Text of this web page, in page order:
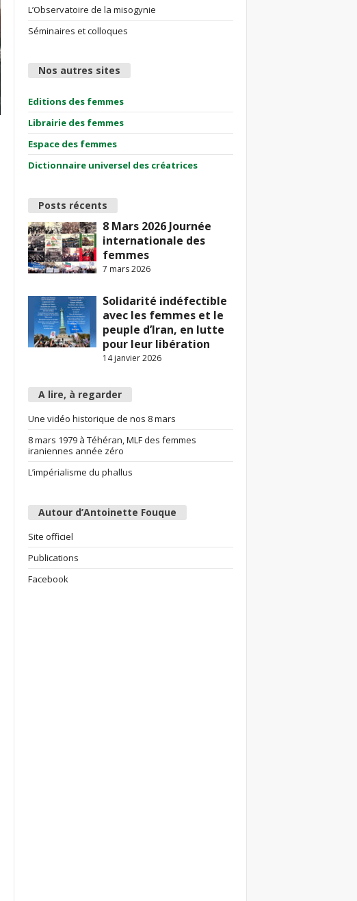
L’Observatoire de la misogynie
Séminaires et colloques
Nos autres sites
Editions des femmes
Librairie des femmes
Espace des femmes
Dictionnaire universel des créatrices
Posts récents
8 Mars 2026 Journée
internationale des
femmes
7 mars 2026
Solidarité indéfectible
avec les femmes et le
peuple d’Iran, en lutte
pour leur libération
14 janvier 2026
A lire, à regarder
Une vidéo historique de nos 8 mars
8 mars 1979 à Téhéran, MLF des femmes
iraniennes année zéro
L’impérialisme du phallus
Autour d’Antoinette Fouque
Site officiel
Publications
Facebook